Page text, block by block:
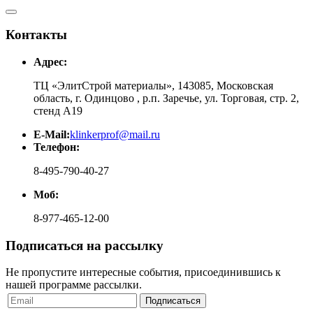
Контакты
Адрес:
ТЦ «ЭлитСтрой материалы», 143085, Московская
область, г. Одинцово , р.п. Заречье, ул. Торговая, стр. 2,
стенд А19
E-Mail:klinkerprof@mail.ru
Телефон:
8-495-790-40-27
Моб:
8-977-465-12-00
Подписаться на рассылку
Не пропустите интересные события, присоединившись к
нашей программе рассылки.